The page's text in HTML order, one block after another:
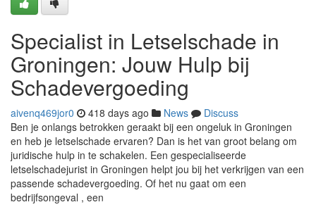
Specialist in Letselschade in
Groningen: Jouw Hulp bij
Schadevergoeding
aivenq469jor0 418 days ago News
Discuss
Ben je onlangs betrokken geraakt bij een ongeluk in Groningen
en heb je letselschade ervaren? Dan is het van groot belang om
juridische hulp in te schakelen. Een gespecialiseerde
letselschadejurist in Groningen helpt jou bij het verkrijgen van een
passende schadevergoeding. Of het nu gaat om een
bedrijfsongeval , een